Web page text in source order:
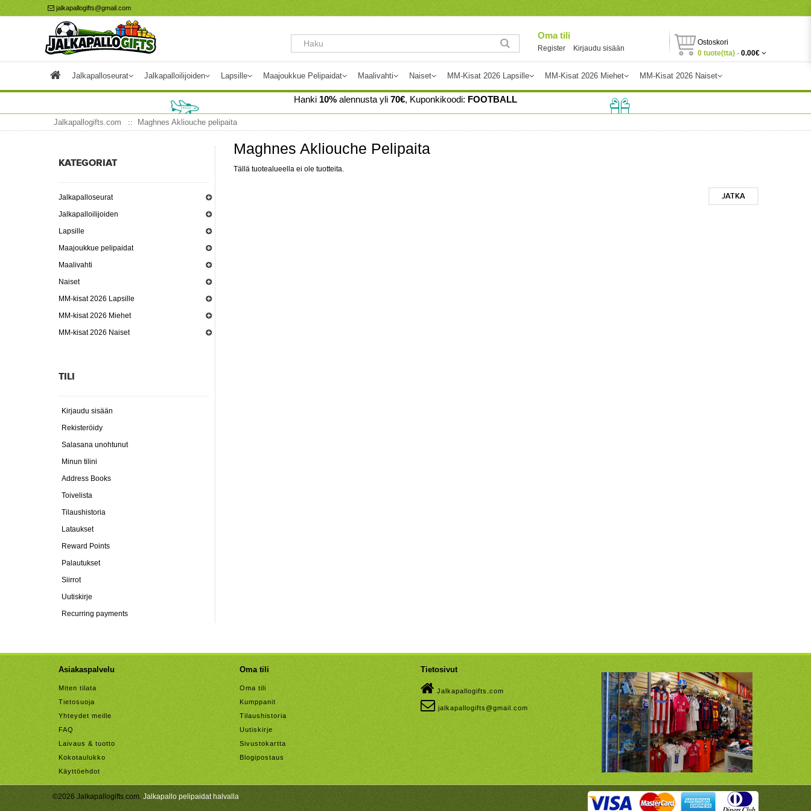
jalkapallogifts@gmail.com
Oma tili
Register Kirjaudu sisään
Ostoskori
0 tuote(tta) - 0.00€
Jalkapalloseurat Jalkapalloilijoiden Lapsille Maajoukkue Pelipaidat Maalivahti Naiset MM-Kisat 2026 Lapsille MM-Kisat 2026 Miehet MM-Kisat 2026 Naiset
Hanki 10% alennusta yli 70€, Kuponkikoodi: FOOTBALL
Jalkapallogifts.com Maghnes Akliouche pelipaita
KATEGORIAT
Jalkapalloseurat
Jalkapalloilijoiden
Lapsille
Maajoukkue pelipaidat
Maalivahti
Naiset
MM-kisat 2026 Lapsille
MM-kisat 2026 Miehet
MM-kisat 2026 Naiset
TILI
Kirjaudu sisään
Rekisteröidy
Salasana unohtunut
Minun tilini
Address Books
Toivelista
Tilaushistoria
Lataukset
Reward Points
Palautukset
Siirrot
Uutiskirje
Recurring payments
Maghnes Akliouche Pelipaita
Tällä tuotealueella ei ole tuotteita.
JATKA
Asiakaspalvelu
Miten tilata
Tietosuoja
Yhteydet meille
FAQ
Laivaus & tuotto
Kokotaulukko
Käyttöehdot
Oma tili
Oma tili
Kumppanit
Tilaushistoria
Uutiskirje
Sivustokartta
Blogipostaus
Tietosivut
Jalkapallogifts.com
jalkapallogifts@gmail.com
©2026 Jalkapallogifts.com. Jalkapallo pelipaidat halvalla.